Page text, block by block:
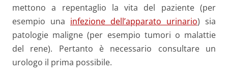
mettono a repentaglio la vita del paziente (per
esempio una infezione dell’apparato urinario) sia
patologie maligne (per esempio tumori o malattie
del rene). Pertanto è necessario consultare un
urologo il prima possibile.